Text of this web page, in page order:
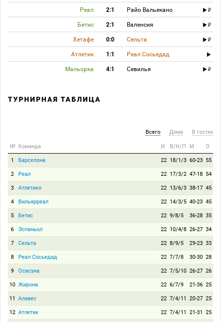
Реал 2:1 Райо Вальекано
Бетис 2:1 Валенсия
Хетафе 0:0 Сельта
Атлетик 1:1 Реал Сосьедад
Мальорка 4:1 Севилья
ТУРНИРНАЯ ТАБЛИЦА
Всего Дома В гостях
№ Команда И В/Н/П М О
1 Барселона 22 18/1/3 60-23 55
2 Реал 22 17/3/2 47-18 54
3 Атлетико 22 13/6/3 38-17 45
4 Вильярреал 22 14/3/5 40-23 45
5 Бетис 22 9/8/5 36-28 35
6 Эспаньол 22 10/4/8 26-27 34
7 Сельта 22 8/9/5 29-23 33
8 Реал Сосьедад 22 7/7/8 30-30 28
9 Осасуна 22 7/5/10 26-27 26
10 Жирона 22 6/7/9 21-36 25
11 Алавес 22 7/4/11 20-27 25
12 Атлетик 22 7/4/11 21-31 25